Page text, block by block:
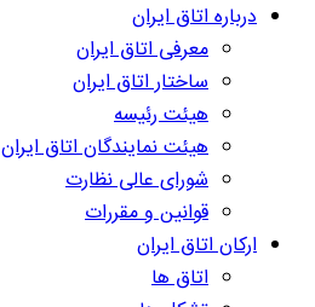
درباره اتاق ایران
معرفی اتاق ایران
ساختار اتاق ایران
هیئت رئیسه
هیئت نمایندگان اتاق ایران
شورای عالی نظارت
قوانین و مقررات
ارکان اتاق ایران
اتاق ها